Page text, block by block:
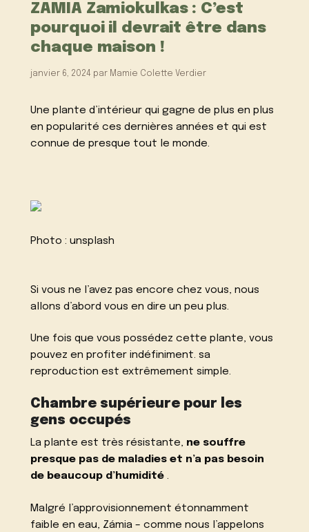
ZAMIA Zamiokulkas : C’est
pourquoi il devrait être dans
chaque maison !
janvier 6, 2024 par Mamie Colette Verdier
Une plante d’intérieur qui gagne de plus en plus
en popularité ces dernières années et qui est
connue de presque tout le monde.
Photo :unsplash
Si vous ne l’avez pas encore chez vous, nous
allons d’abord vous en dire un peu plus.
Une fois que vous possédez cette plante, vous
pouvez en profiter indéfiniment. sa
reproduction est extrêmement simple.
Chambre supérieure pour les
gens occupés
La plante est très résistante, ne souffre
presque pas de maladies et n’a pas besoin
de beaucoup d’humidité .
Malgré l’approvisionnement étonnamment
faible en eau, Zámia – comme nous l’appelons